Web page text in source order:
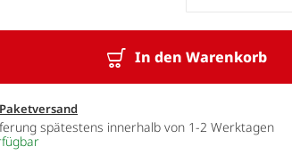
In den Warenkorb
Paketversand
spätestens innerhalb von 1-2 Werktagen